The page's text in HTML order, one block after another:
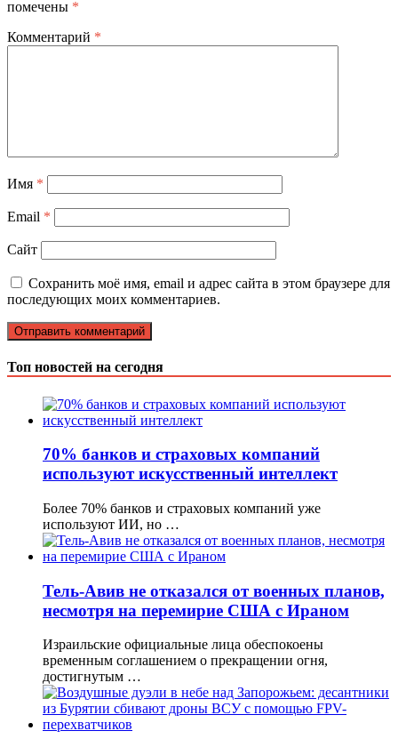
помечены *
Комментарий *
Имя *
Email *
Сайт
Сохранить моё имя, email и адрес сайта в этом браузере для
последующих моих комментариев.
Топ новостей на сегодня
70% банков и страховых компаний
используют искусственный интеллект
Более 70% банков и страховых компаний уже
используют ИИ, но …
Тель-Авив не отказался от военных планов,
несмотря на перемирие США с Ираном
Израильские официальные лица обеспокоены
временным соглашением о прекращении огня,
достигнутым …